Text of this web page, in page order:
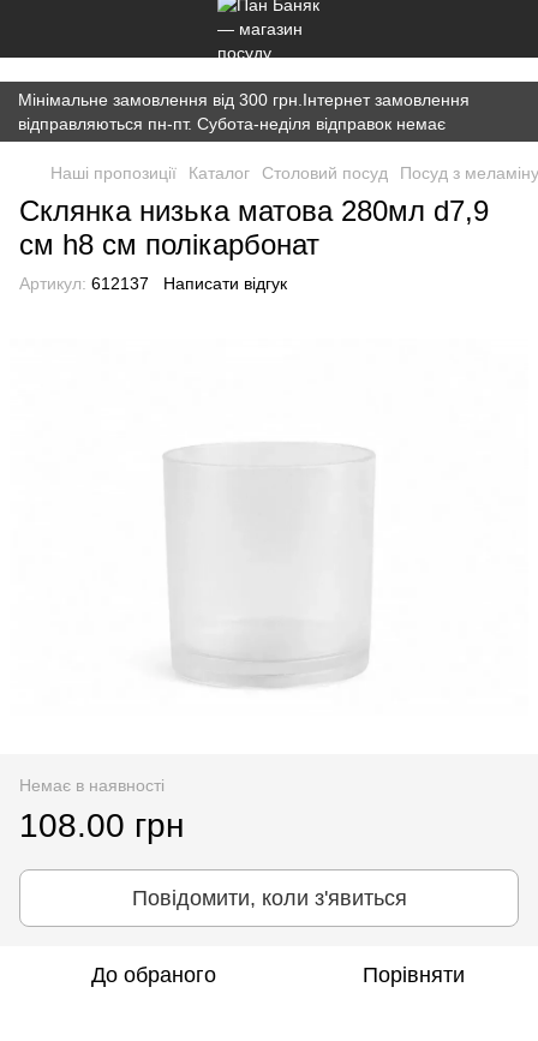
})(window,document,'script','dataLayer','GTM-K7JWBM2W');
Мінімальне замовлення від 300 грн.Інтернет замовлення
відправляються пн-пт. Субота-неділя відправок немає
Наші пропозиції Каталог Cтоловий посуд Посуд з меламіну
Склянка низька матова 280мл d7,9
см h8 см полікарбонат
Артикул: 612137 Написати відгук
Немає в наявності
108.00 грн
Повідомити, коли з'явиться
До обраного Порівняти